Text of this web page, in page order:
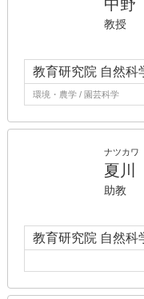
中
教授
教育研究院 自然科
環境・農学 / 園芸科学
ナツカ
夏
助教
教育研究院 自然科